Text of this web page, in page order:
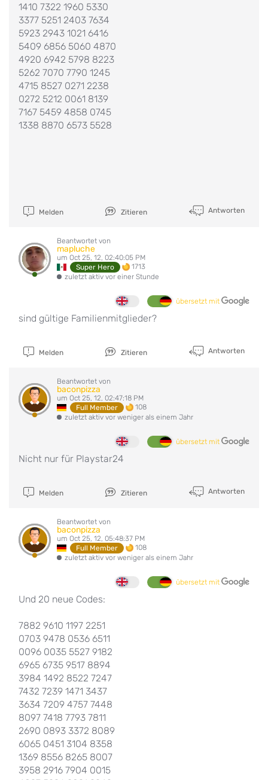
1410 7322 1960 5330
3377 5251 2403 7634
5923 2943 1021 6416
5409 6856 5060 4870
4920 6942 5798 8223
5262 7070 7790 1245
4715 8527 0271 2238
0272 5212 0061 8139
7167 5459 4858 0745
1338 8870 6573 5528
Melden Zitieren Antworten
Beantwortet von
mapluche
um Oct 25, 12, 02:40:05 PM
Super Hero
1713
zuletzt aktiv vor einer Stunde
übersetzt mit
sind gültige Familienmitglieder?
Melden Zitieren Antworten
Beantwortet von
baconpizza
um Oct 25, 12, 02:47:18 PM
Full Member
108
zuletzt aktiv vor weniger als einem Jahr
übersetzt mit
Nicht nur für Playstar24
Melden Zitieren Antworten
Beantwortet von
baconpizza
um Oct 25, 12, 05:48:37 PM
Full Member
108
zuletzt aktiv vor weniger als einem Jahr
übersetzt mit
Und 20 neue Codes:
7882 9610 1197 2251
0703 9478 0536 6511
0096 0035 5527 9182
6965 6735 9517 8894
3984 1492 8522 7247
7432 7239 1471 3437
3634 7209 4757 7448
8097 7418 7793 7811
2690 0893 3372 8089
6065 0451 3104 8358
1369 8556 8265 8007
3958 2916 7904 0015